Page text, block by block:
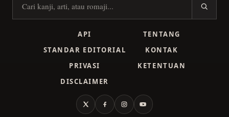
Cari kanji
API
TENTANG
STANDAR EDITORIAL
KONTAK
PRIVASI
KETENTUAN
DISCLAIMER
X FacebookInstagramYouTube